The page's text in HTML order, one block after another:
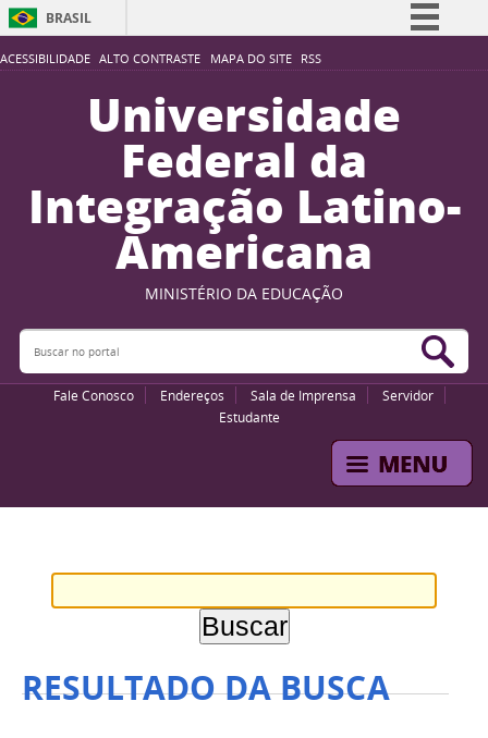
ACESSIBILIDADE ALTO CONTRASTE MAPA DO SITE RSS
BRASIL
Simplifique!
Participe
Acesso à informação
Legislação
Canais
Universidade
Federal da
Integração Latino-
Americana
MINISTÉRIO DA EDUCAÇÃO
Buscar no portal
Fale Conosco Endereços Sala de Imprensa
Servidor
Estudante
RESULTADO DA BUSCA